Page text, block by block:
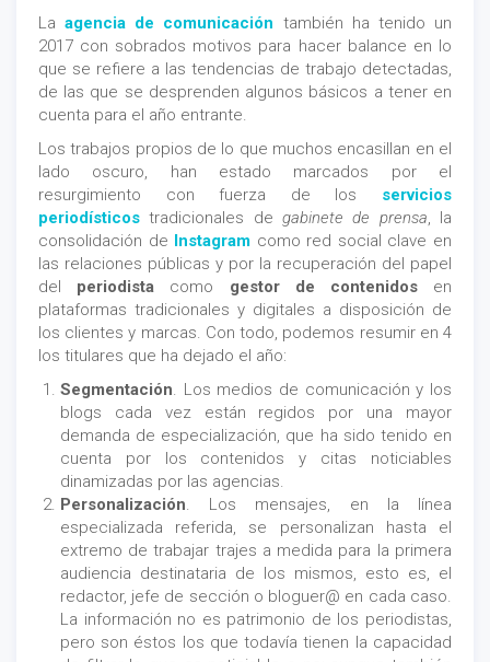
Laagencia de comunicación también ha tenido un
2017 con sobrados motivos para hacer balance en lo
que se refiere a las tendencias de trabajo detectadas,
de las que se desprenden algunos básicos a tener en
cuenta para el año entrante.
Los trabajos propios de lo que muchos encasillan en el
lado oscuro, han estado marcados por el
resurgimiento con fuerza de los servicios
periodísticos tradicionales de gabinete de prensa, la
consolidación de
Instagram como red social clave en
las relaciones públicas y por la recuperación del papel
del periodista como gestor de contenidosen
plataformas tradicionales y digitales a disposición de
los clientes y marcas. Con todo, podemos resumir en 4
los titulares que ha dejado el año:
Segmentación. Los medios de comunicación y los
blogs cada vez están regidos por una mayor
demanda de especialización, que ha sido tenido en
cuenta por los contenidos y citas noticiables
dinamizadas por las agencias.
Personalización. Los mensajes, en la línea
especializada referida, se personalizan hasta el
extremo de trabajar trajes a medida para la primera
audiencia destinataria de los mismos, esto es, el
redactor, jefe de sección o bloguer@ en cada caso.
La información no es patrimonio de los periodistas,
pero son éstos los que todavía tienen la capacidad